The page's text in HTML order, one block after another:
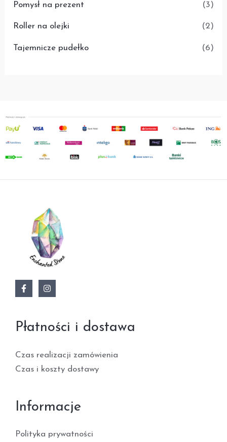
Pomysł na prezent (3)
Roller na olejki (2)
Tajemnicze pudełko (6)
Płatności i dostawa
Czas realizacji zamówienia
Czas i koszty dostawy
Informacje
Polityka prywatności